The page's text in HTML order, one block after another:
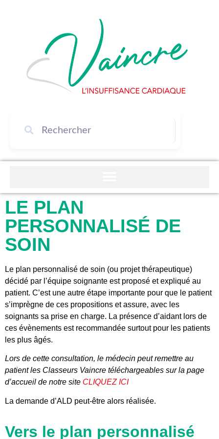
LE PLAN
PERSONNALISÉ DE
SOIN
Le plan personnalisé de soin (ou projet thérapeutique)
décidé par l’équipe soignante est proposé et expliqué au
patient. C’est une autre étape importante pour que le patient
s’imprègne de ces propositions et assure, avec les
soignants sa prise en charge. La présence d’aidant lors de
ces évènements est recommandée surtout pour les patients
les plus âgés.
Lors de cette consultation, le médecin peut remettre au
patient les Classeurs Vaincre téléchargeables sur la page
d’accueil de notre site CLIQUEZ ICI
La demande d’ALD peut-être alors réalisée.
Vers le plan personnalisé